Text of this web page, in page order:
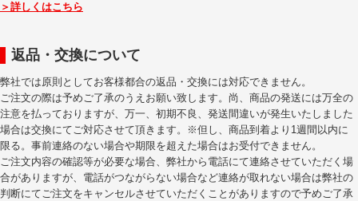
＞詳しくはこちら
返品・交換について
弊社では原則としてお客様都合の返品・交換には対応できません。
ご注文の際は予めご了承のうえお願い致します。尚、商品の発送には万全の
注意を払っておりますが、万一、初期不良、発送間違いが発生いたしました
場合は交換にてご対応させて頂きます。※但し、商品到着より1週間以内に
限る。事前連絡のない場合や期限を超えた場合はお受付できません。
ご注文内容の確認等が必要な場合、弊社から電話にて連絡させていただく場
合がありますが、電話がつながらない場合など連絡が取れない場合は弊社の
判断にてご注文をキャンセルさせていただくことがありますので予めご了承